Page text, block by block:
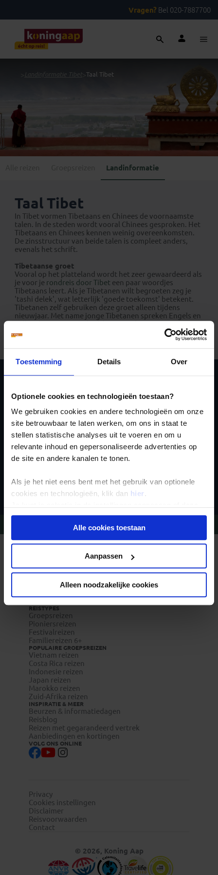
Toestemming Details Over
Optionele cookies en technologieën toestaan?
We gebruiken cookies en andere technologieën om onze
site betrouwbaar te laten werken, om ons in staat te
stellen statistische analyses uit te voeren en om u
relevante inhoud en gepersonaliseerde advertenties op
de site en andere kanalen te tonen.
Als je het niet eens bent met het gebruik van optionele
cookies en technologieën, klik dan hier .
onder aan de pagina op elk gewenst moment voor de
toekomst wijzigen.Alle cookies toestaan
Aanpassen
Alleen noodzakelijke cookies
Vragen? Bel 020-7887700
> Landinformatie Tibet >Taal Tibet
Landinformatie
Taal Tibet
In Tibet vormen Tibetaans en Chinees de voornaamste
talen. In de steden wordt vooral Chinees gesproken. Het
Tibetaans en Chinees kennen weinig overeenkomsten.
De zinsstructuur van beide talen is compleet anders,
evenals het schrift.
Tibetaanse groet
Vooral op het platteland wordt het zeer gewaardeerd als
je voor je rondreis door Tibet een paar woordjes
Tibetaans leert. Als je Tibetanen wilt begroeten zeg je
'tashi delek', wat letterlijk 'goede toekomst' betekent.
Tibetanen zelf gebruiken deze groet alleen tijdens
nieuwjaar. Met name jonge Tibetanen spreken Engels en
willen dit graag in praktijk brengen door contact te
leggen met buitenlanders. Ook monniken maken graag
Schrijf je in voor de
nieuwsbrief
Inschrijven
Vragen? Bel 020-7887700
Waarom Koning Aap?
Bestemmingen
Duurzaam toerisme
Vacatures
REISTYPES
Groepsreizen
Pioniersreizen
Festivalreizen
Familiereizen 6+
POPULAIRE GROEPSREIZEN
Vietnam reizen
Costa Rica reizen
Indonesie reizen
Japan reizen
Marokko reizen
Zuid-Afrika reizen
INSPIRATIE & MEER
Beurzen & informatiedagen
Reisblog
Reizen met gegarandeerd vertrek
Aanbiedingen en kortingen
VOLG ONS ONLINE
Privacy
Cookies instellingen
Disclaimer
Reisvoorwaarden
Contact
© 2026, Koning Aap